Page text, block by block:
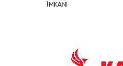
İMKANI